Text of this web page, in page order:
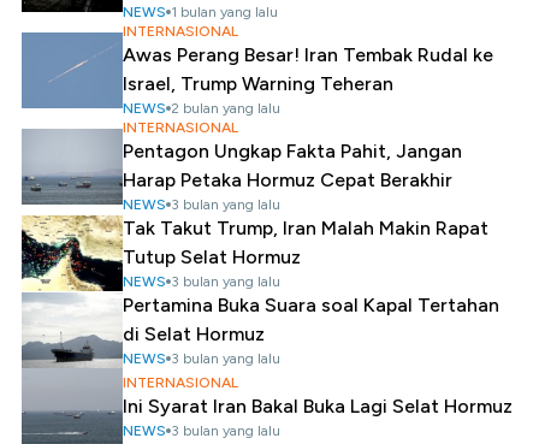
NEWS 1 bulan yang lalu
INTERNASIONAL
Awas Perang Besar! Iran Tembak Rudal ke
Israel, Trump Warning Teheran
NEWS 2 bulan yang lalu
INTERNASIONAL
Pentagon Ungkap Fakta Pahit, Jangan
Harap Petaka Hormuz Cepat Berakhir
NEWS 3 bulan yang lalu
Tak Takut Trump, Iran Malah Makin Rapat
Tutup Selat Hormuz
NEWS 3 bulan yang lalu
Pertamina Buka Suara soal Kapal Tertahan
di Selat Hormuz
NEWS 3 bulan yang lalu
INTERNASIONAL
Ini Syarat Iran Bakal Buka Lagi Selat Hormuz
NEWS 3 bulan yang lalu